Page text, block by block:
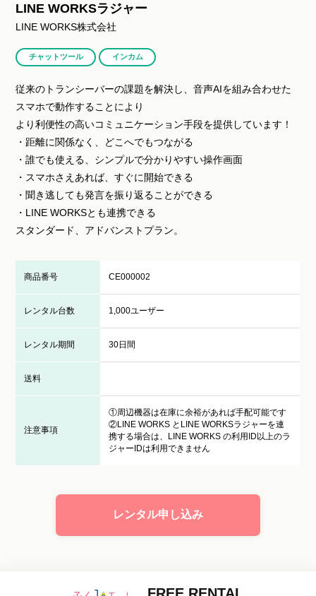
LINE WORKSラジャー
LINE WORKS株式会社
チャットツール インカム
従来のトランシーバーの課題を解決し、音声AIを組み合わせた
スマホで動作することにより
より利便性の高いコミュニケーション手段を提供しています！
・距離に関係なく、どこへでもつながる
・誰でも使える、シンプルで分かりやすい操作画面
・スマホさえあれば、すぐに開始できる
・聞き逃しても発言を振り返ることができる
・LINE WORKSとも連携できる
スタンダード、アドバンストプラン。
商品番号 CE000002
レンタル台数 1,000ユーザー
レンタル期間 30日間
送料
注意事項
①周辺機器は在庫に余裕があれば手配可能です
②LINE WORKS とLINE WORKSラジャーを連
携する場合は、LINE WORKS の利用ID以上のラ
ジャーIDは利用できません
レンタル申し込み